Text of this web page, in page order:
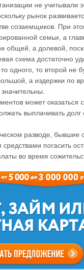
не учитывали
рынок
созаемщиков. При
семьи, а
общей, а долевой,
схема достаточно
одного, то второй не
а издержки по
может оказаться
выплачивать
разводе, бывшие
погасить
во время